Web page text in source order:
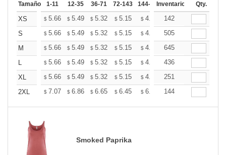
Tamaño 1-11 12-35 36-71 72-143 144-287 288 + Mas
Inventario Qty.
XS $ 5.66 $ 5.49 $ 5.32 $ 5.15 $ 4.99 $4.90
142
S
$ 5.66 $ 5.49 $ 5.32 $ 5.15 $ 4.99 $4.90
505
M
$ 5.66 $ 5.49 $ 5.32 $ 5.15 $ 4.99 $4.90
645
L
$ 5.66 $ 5.49 $ 5.32 $ 5.15 $ 4.99 $4.90
436
XL
$ 5.66 $ 5.49 $ 5.32 $ 5.15 $ 4.99 $4.90
251
2XL
$ 7.07 $ 6.86 $ 6.65 $ 6.45 $ 6.24 $6.13
144
Smoked Paprika